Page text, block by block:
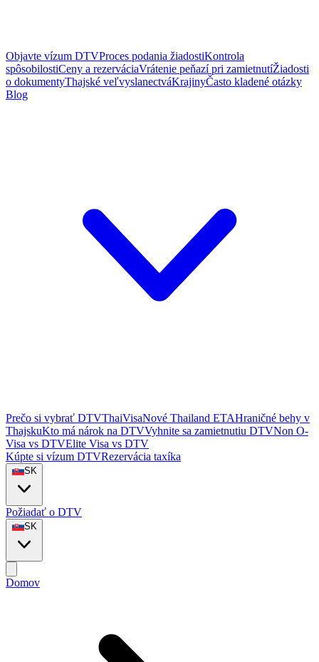
Objavte vízum DTVProces podania žiadostiKontrola
spôsobilostiCeny a rezerváciaVrátenie peňazí pri zamietnutíŽiadosti
o dokumentyThajské veľvyslanectváKrajinyČasto kladené otázky
Blog
Prečo si vybrať DTVThaiVisaNové Thailand ETAHraničné behy v
ThajskuKto má nárok na DTVVyhnite sa zamietnutiu DTVNon O-
Visa vs DTVElite Visa vs DTV
Kúpte si vízum DTVRezervácia taxíka
SK
Požiadať o DTV
SK
Domov